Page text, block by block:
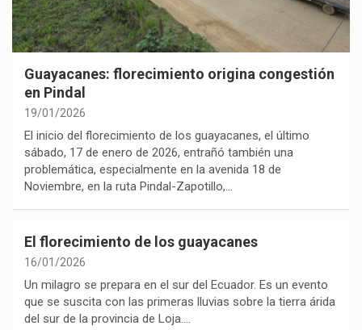
Guayacanes: florecimiento origina congestión
en Pindal
19/01/2026
El inicio del florecimiento de los guayacanes, el último
sábado, 17 de enero de 2026, entrañó también una
problemática, especialmente en la avenida 18 de
Noviembre, en la ruta Pindal-Zapotillo,…
El florecimiento de los guayacanes
16/01/2026
Un milagro se prepara en el sur del Ecuador. Es un evento
que se suscita con las primeras lluvias sobre la tierra árida
del sur de la provincia de Loja.…